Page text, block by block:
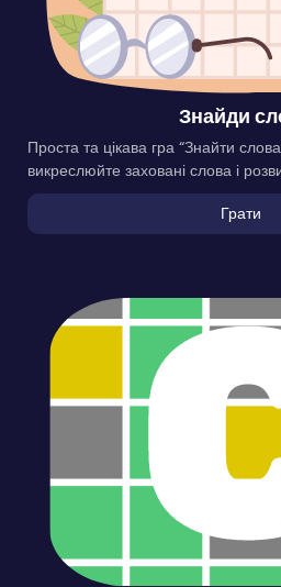
Знайди
Проста та цікава гра “Знайти
викреслюйте заховані слова і
Грати